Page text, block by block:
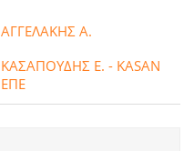
ΑΓΓΕΛΑΚΗΣ Α.
ΚΑΣΑΠΟΥΔΗΣ Ε. - KASAN
ΕΠΕ